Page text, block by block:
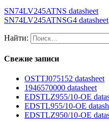
SN74LV245ATNS datasheet
SN74LV245ATNSG4 datasheet
Найти:
Свежие записи
OSTTJ075152 datasheet
1946570000 datasheet
EDSTLZ955/10-OE
EDSTL955/10-OE
EDSTLZ950/10-OE